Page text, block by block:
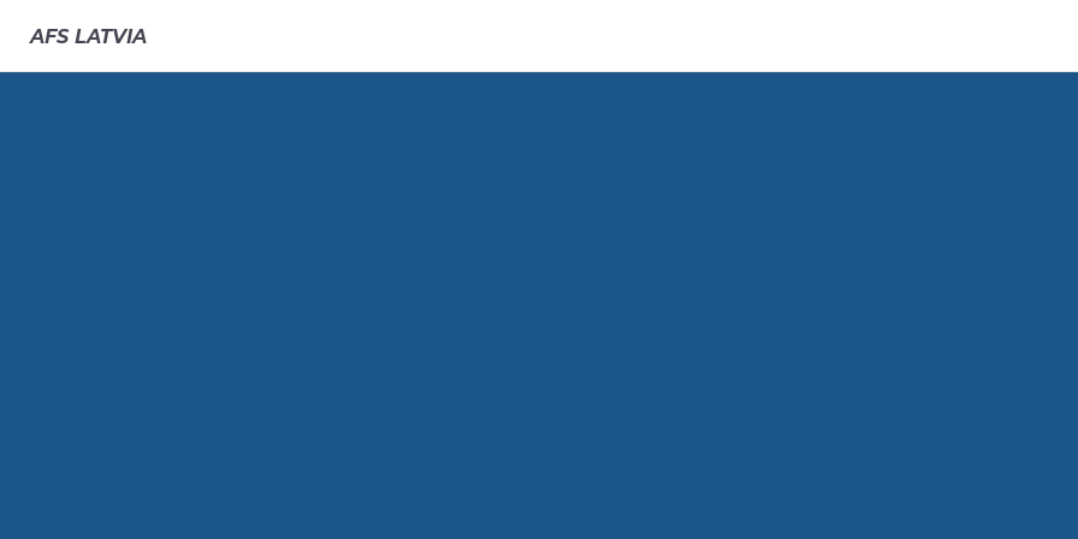
AFS LATVIA